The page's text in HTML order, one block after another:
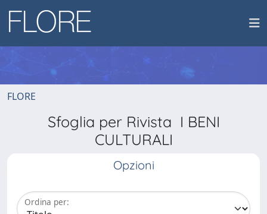
FLORE
Sfoglia per Rivista I BENI
CULTURALI
Opzioni
Ordina per: